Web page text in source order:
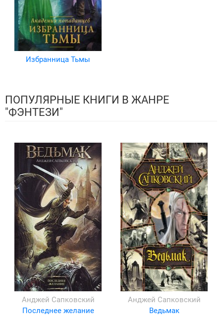
Избранница Тьмы
ПОПУЛЯРНЫЕ КНИГИ В ЖАНРЕ
"ФЭНТЕЗИ"
Анджей Сапковский
Последнее желание
Анджей Сапковский
Ведьмак